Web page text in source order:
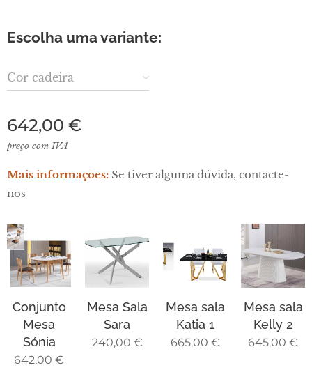
Escolha uma variante:
Cor cadeira
642,00 €
preço com IVA
Mais informações: Se tiver alguma dúvida, contacte-
nos
Conjunto
Mesa
Sónia
642,00 €
Mesa Sala
Sara
240,00 €
Mesa sala
Katia 1
665,00 €
Mesa sala
Kelly 2
645,00 €